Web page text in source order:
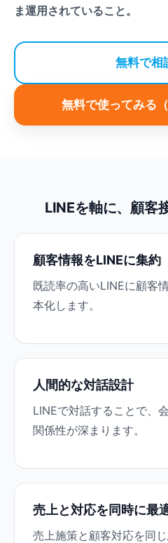
ま運用されていること。
無料で相
無料で使ってみる
LINEを軸に、顧客
顧客情報をLINEに集約
既読率の高いLINEに顧客
本化します。
人間的な対話設計
LINEで対話することで、
関係性が深まります。
売上と対応を同時に最
売上施策と顧客対応を同